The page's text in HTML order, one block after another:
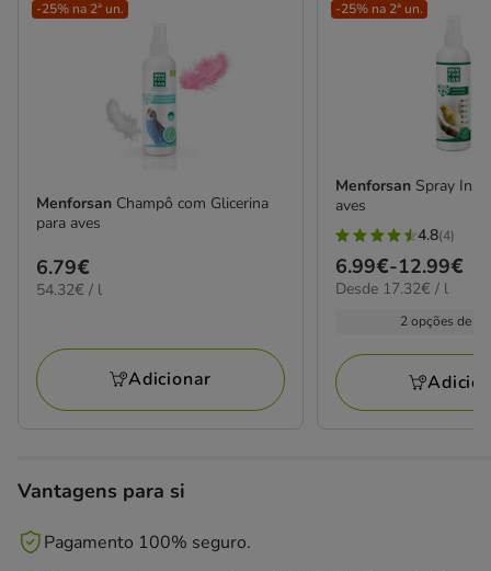
-25% na 2ª un.
Menforsan Champô com Glicerina
para aves
Preço
6.79€
6.79€
54.32€
54.32€ / l
Adicionar
-25% na 2ª un.
Menforsan Spray
aves
4.8
estrelas
com
avaliações
4.8(4)
Preço
de
12.99€
6.99€-12.99€
17.32€
Desde 17.32€ / l
2 opções de
Vantagens para si
Pagamento 100% seguro.